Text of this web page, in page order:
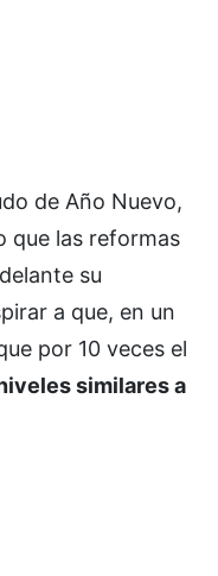
de Año Nuevo,
que las reformas
su
a que, en un
por 10 veces el
similares a